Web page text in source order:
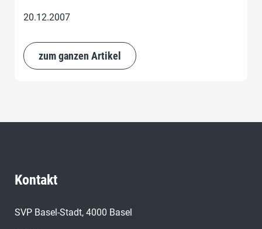
20.12.2007
zum ganzen Artikel
Kontakt
SVP Basel-Stadt, 4000 Basel